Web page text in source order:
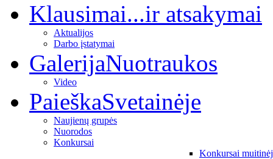
Klausimai...ir atsakymai
Aktualijos
Darbo įstatymai
GalerijaNuotraukos
Video
PaieškaSvetainėje
Naujienų grupės
Nuorodos
Konkursai
Konkursai